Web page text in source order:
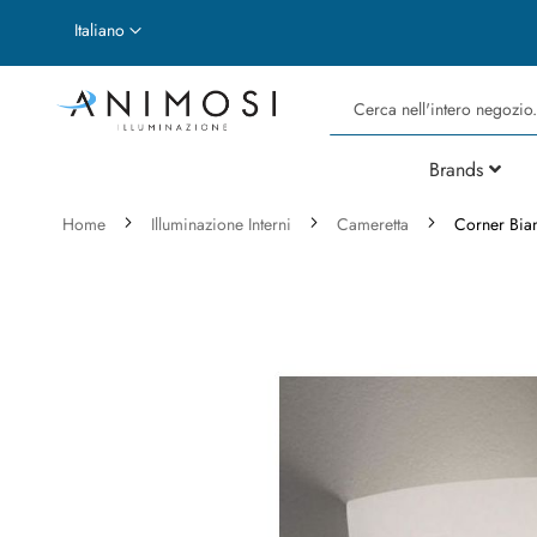
Lingua
Italiano
Cerca
Brands
Home Illuminazione Interni Cameretta Corner